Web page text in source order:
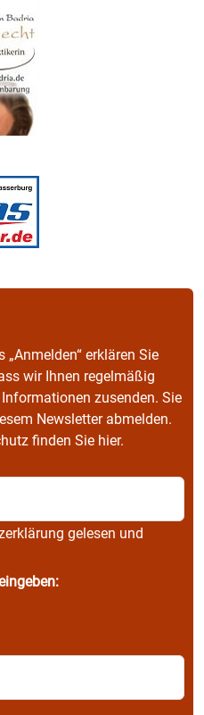
erklären Sie
wir Ihnen regelmäßig
zusenden. Sie
Newsletter abmelden.
finden Sie hier.
gelesen und